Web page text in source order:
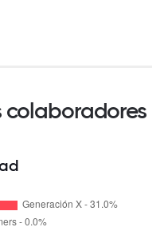
colaboradores